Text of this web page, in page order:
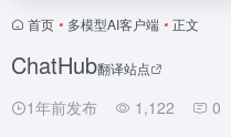
首页 • 多模型AI客户端 • 正文
ChatHub翻译站点
1年前发布 1,122 0